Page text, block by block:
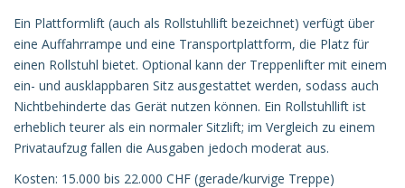
Ein Plattformlift (auch als Rollstuhllift bezeichnet) verfügt über
eine Auffahrrampe und eine Transportplattform, die Platz für
einen Rollstuhl bietet. Optional kann der Treppenlifter mit einem
ein- und ausklappbaren Sitz ausgestattet werden, sodass auch
Nichtbehinderte das Gerät nutzen können. Ein Rollstuhllift ist
erheblich teurer als ein normaler Sitzlift; im Vergleich zu einem
Privataufzug fallen die Ausgaben jedoch moderat aus.
Kosten: 15.000 bis 22.000 CHF (gerade/kurvige Treppe)